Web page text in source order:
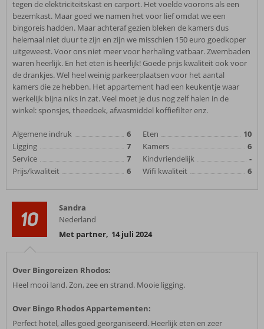
tegen de elektriciteitskast en carport. Het voelde voorons als een
bezemkast. Maar goed we namen het voor lief omdat we een
bingoreis hadden. Maar achteraf gezien bleken de kamers dus
helemaal niet duur te zijn en zijn we misschien 150 euro goedkoper
uitgeweest. Voor ons niet meer voor herhaling vatbaar. Zwembaden
waren heerlijk. En het eten is heerlijk! Goede prijs kwaliteit ook voor
de drankjes. Wel heel weinig parkeerplaatsen voor het aantal
kamers die ze hebben. Het appartement had een keukentje waar
werkelijk bijna niks in zat. Veel moet je dus nog zelf halen in de
winkel: sponsjes, theedoek, afwasmiddel koffiefilter enz.
Algemene indruk
6
Ligging
7
Service
7
Prijs/kwaliteit
6
Eten
10
Kamers
6
Kindvriendelijk
-
Wifi kwaliteit
6
10
Sandra
Nederland
Met partner, 14 juli 2024
Over Bingoreizen Rhodos:
Heel mooi land. Zon, zee en strand. Mooie ligging.
Over Bingo Rhodos Appartementen:
Perfect hotel, alles goed georganiseerd. Heerlijk eten en zeer